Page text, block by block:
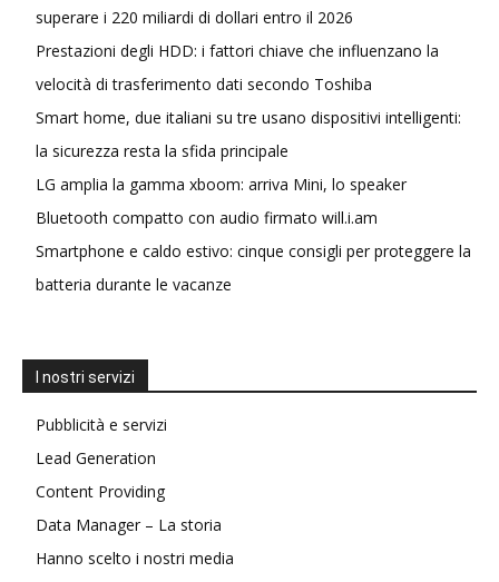
superare i 220 miliardi di dollari entro il 2026
Prestazioni degli HDD: i fattori chiave che influenzano la
velocità di trasferimento dati secondo Toshiba
Smart home, due italiani su tre usano dispositivi intelligenti:
la sicurezza resta la sfida principale
LG amplia la gamma xboom: arriva Mini, lo speaker
Bluetooth compatto con audio firmato will.i.am
Smartphone e caldo estivo: cinque consigli per proteggere la
batteria durante le vacanze
I nostri servizi
Pubblicità e servizi
Lead Generation
Content Providing
Data Manager – La storia
Hanno scelto i nostri media